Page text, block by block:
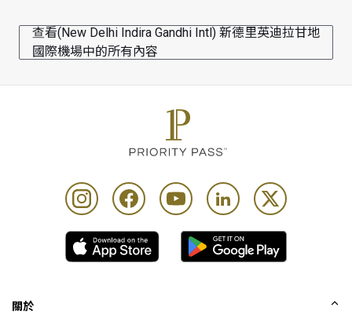
查看(New Delhi Indira Gandhi Intl) 新德里英迪拉甘地
國際機場中的所有內容
關於